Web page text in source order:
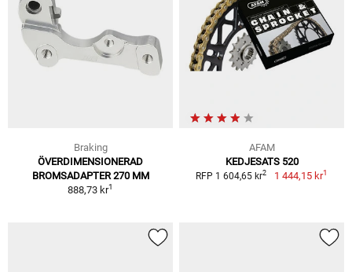
Braking
ÖVERDIMENSIONERAD
BROMSADAPTER 270 MM
888,73 kr1
AFAM
KEDJESATS 520
RFP 1 604,65 kr2 1 444,15 kr1